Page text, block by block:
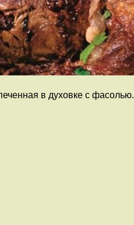
в духовке с фасолью.